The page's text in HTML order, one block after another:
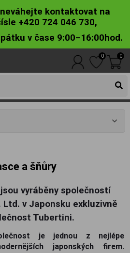
kontaktovat na
+420 724 046 730,
v čase 9:00–16:00hod.
0 0
a šňůry
vyráběny společností
Ltd. v Japonsku exkluzivně
Tubertini.
je jednou z nejlépe
japonských firem.